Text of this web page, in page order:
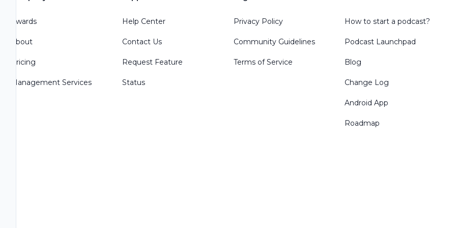
Awards
About
Pricing
Management Services
Help Center
Contact Us
Request Feature
Status
Privacy Policy
Community Guidelines
Terms of Service
How to start a podcast?
Podcast Launchpad
Blog
Change Log
Android App
Roadmap